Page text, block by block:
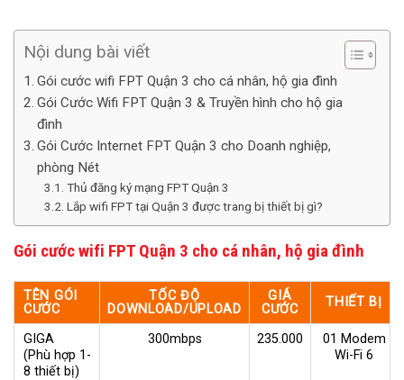
Nội dung bài viết
Gói cước wifi FPT Quận 3 cho cá nhân, hộ gia đình
Gói Cước Wifi FPT Quận 3 & Truyền hình cho hộ gia
đình
Gói Cước Internet FPT Quận 3 cho Doanh nghiệp,
phòng Nét
Thủ đăng ký mạng FPT Quận 3
Lắp wifi FPT tại Quận 3 được trang bị thiết bị gì?
Gói cước wifi FPT Quận 3 cho cá nhân, hộ gia đình
TÊN GÓI
CƯỚC
TỐC ĐỘ
DOWNLOAD/UPLOAD
GIÁ
CƯỚC
THIẾT BỊ
GIGA
(Phù hợp 1-
8 thiết bị)
300mbps 235.000
01 Modem
Wi-Fi 6